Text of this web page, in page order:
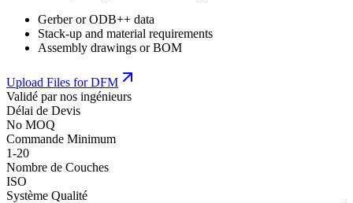
Gerber or ODB++ data
Stack-up and material requirements
Assembly drawings or BOM
Upload Files for DFM
Validé par nos ingénieurs
Délai de Devis
No MOQ
Commande Minimum
1-20
Nombre de Couches
ISO
Système Qualité